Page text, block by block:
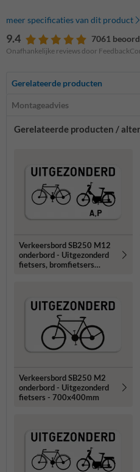
meer specificaties van dit product
9.4 7061
Onafhankelijke reviews door
Gerelateerde producten
Montageadvies
Gerelateerde producten /
Verkeersbord SB250 M12
onderbord - Uitgezonderd
fietsers, bromfietsers
Verkeersbord SB250 M2
onderbord - Uitgezonderd
fietsers - 700x400mm